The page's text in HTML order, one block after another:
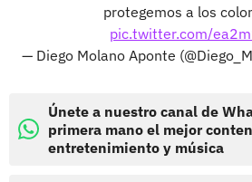
protegemos a los
pic.twitter.com/
— Diego Molano Aponte
Únete a nuestro canal de
primera mano el mejor
entretenimiento y música